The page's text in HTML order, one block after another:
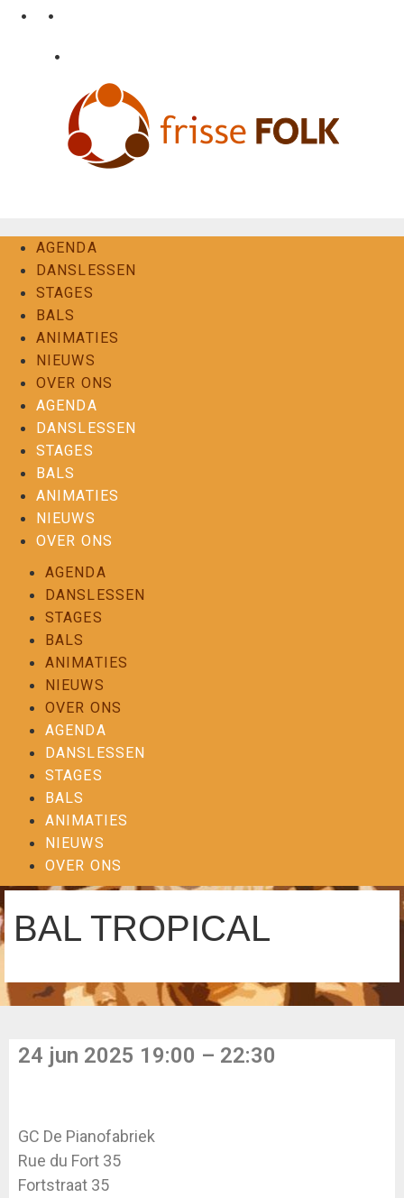
• •
•
AGENDA
DANSLESSEN
STAGES
BALS
ANIMATIES
NIEUWS
OVER ONS
AGENDA
DANSLESSEN
STAGES
BALS
ANIMATIES
NIEUWS
OVER ONS
AGENDA
DANSLESSEN
STAGES
BALS
ANIMATIES
NIEUWS
OVER ONS
AGENDA
DANSLESSEN
STAGES
BALS
ANIMATIES
NIEUWS
OVER ONS
BAL TROPICAL
24 jun 2025 19:00 – 22:30
GC De Pianofabriek
Rue du Fort 35
Fortstraat 35